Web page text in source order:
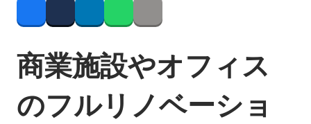
2026年12月02日
3月_建設DX展＋（プラス）
東京ビッグサイト/Tokyo Big Sight
を
た
た
FacebookTwitterLinkedInWhatsappCopy link
商業施設やオフィス
のフルリノベーショ